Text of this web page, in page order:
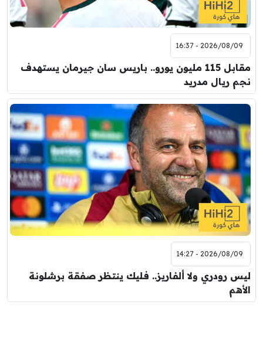
2026/08/09 - 16:37
مقابل 115 مليون يورو.. باريس سان جيرمان يستهدف
نجم ريال مدريد
2026/08/09 - 14:27
ليس رودري ولا ألفاريز.. فليك ينتظر صفقة برشلونة
الأهم